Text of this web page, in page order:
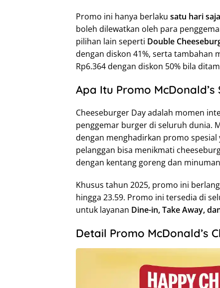
Promo ini hanya berlaku satu hari saja
boleh dilewatkan oleh para
pilihan lain seperti Double
dengan diskon 41%, serta tambahan
Rp6.364 dengan diskon 50% bila
Apa Itu Promo
Cheeseburger Day adalah momen
penggemar burger di seluruh dunia.
dengan menghadirkan promo
pelanggan bisa menikmati
dengan kentang goreng dan
Khusus tahun 2025, promo ini
hingga 23.59. Promo ini tersedia di
untuk layanan Dine-in, Take Away,
Detail Promo McDonald’s